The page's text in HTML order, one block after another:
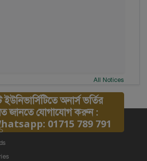
All Notices
ইউনিভার্সিটিতে অনার্স ভর্তির
জানতে যোগাযোগ করুন :
01715 789 791